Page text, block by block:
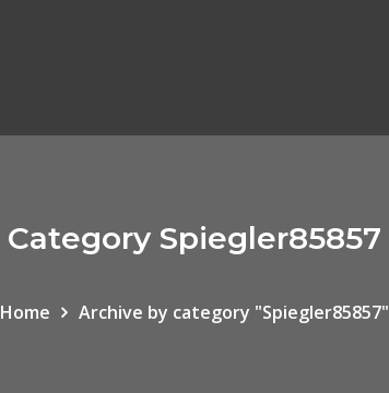
Category Spiegler85857
Home Archive by category "Spiegler85857"